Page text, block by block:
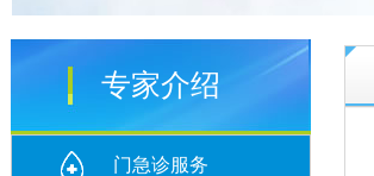
专家介绍
门急诊服务